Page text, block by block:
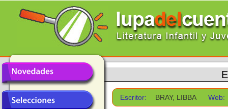
Escritor: BRAY, LIBBA Web: